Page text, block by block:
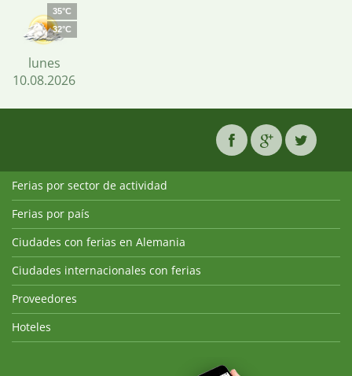
35°C
32°C
lunes
10.08.2026
Ferias por sector de actividad
Ferias por país
Ciudades con ferias en Alemania
Ciudades internacionales con ferias
Proveedores
Hoteles